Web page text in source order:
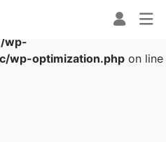
in
wp-
wp-optimization.php on line